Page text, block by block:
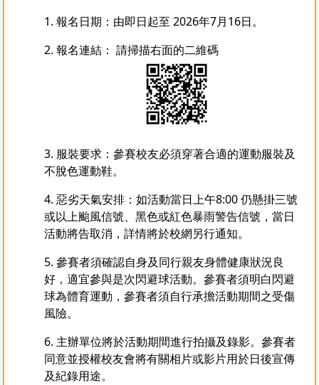
1. 報名日期：由即日起至 2026年7月16日。
2. 報名連結： 請掃描右面的二維碼
3. 服裝要求：參賽校友必須穿著合適的運動服裝及
不脫色運動鞋。
4. 惡劣天氣安排：如活動當日上午8:00 仍懸掛三號
或以上颱風信號、黑色或紅色暴雨警告信號，當日
活動將告取消，詳情將於校網另行通知。
5. 參賽者須確認自身及同行親友身體健康狀況良
好，適宜參與是次閃避球活動。參賽者須明白閃避
球為體育運動，參賽者須自行承擔活動期間之受傷
風險。
6. 主辦單位將於活動期間進行拍攝及錄影。參賽者
同意並授權校友會將有關相片或影片用於日後宣傳
及紀錄用途。